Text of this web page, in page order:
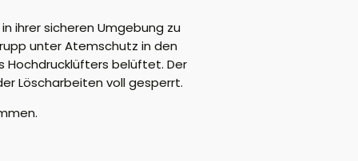
ihrer sicheren Umgebung zu
unter Atemschutz in den
Hochdrucklüfters belüftet. Der
Löscharbeiten voll gesperrt.